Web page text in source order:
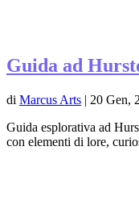
Guida ad
di Marcus Arts | 20 Gen,
Guida esplorativa ad
con elementi di lore,